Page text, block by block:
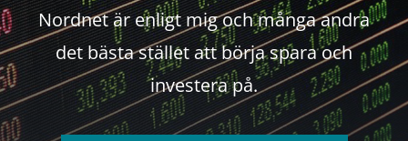
Nordnet är enligt mig och många andra
det bästa stället att börja spara och
investera på.